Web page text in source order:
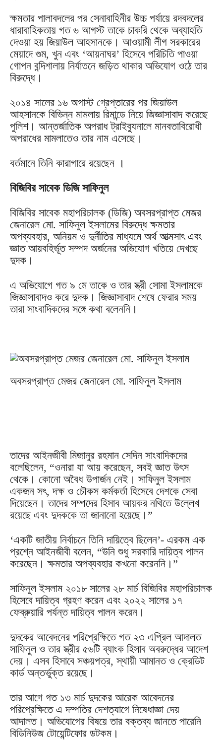
ক্ষমতার পালাবদলের পর সেনাবাহিনীর উচ্চ পর্যায়ে রদবদলের
ধারাবাহিকতায় গত ৬ আগস্ট তাকে চাকরি থেকে অব্যাহতি
দেওয়া হয় জিয়াউল আহসানকে। আওয়ামী লীগ সরকারের
মেয়াদে গুম, খুন এবং ‘আয়নাঘর’ হিসেবে পরিচিতি পাওয়া
গোপন বন্দিশালায় নির্যাতনে জড়িত থাকার অভিযোগ ওঠে তার
বিরুদ্ধে।
২০১৪ সালের ১৬ অগাস্ট গ্রেপ্তারের পর জিয়াউল
আহসানকে বিভিন্ন মামলায় রিমান্ডে নিয়ে জিজ্ঞাসাবাদ করেছে
পুলিশ। আন্তর্জাতিক অপরাধ ট্রাইব্যুনালে মানবতাবিরোধী
অপরাধের মামলাতেও তার নাম এসেছে।
বর্তমানে তিনি কারাগারে রয়েছেন ।
বিজিবির সাবেক ডিজি সাফিনুল
বিজিবির সাবেক মহাপরিচালক (ডিজি) অবসরপ্রাপ্ত মেজর
জেনারেল মো. সাফিনুল ইসলামের বিরুদ্ধে ক্ষমতার
অপব্যবহার, অনিয়ম ও দুর্নীতির মাধ্যমে অর্থ আত্মসাৎ এবং
জ্ঞাত আয়বহির্ভূত সম্পদ অর্জনের অভিযোগ খতিয়ে দেখছে
দুদক।
এ অভিযোগে গত ৯ মে তাকে ও তার স্ত্রী সোমা ইসলামকে
জিজ্ঞাসাবাদও করে দুদক। জিজ্ঞাসাবাদ শেষে ফেরার সময়
তারা সাংবাদিকদের সঙ্গে কথা বলেননি।
অবসরপ্রাপ্ত মেজর জেনারেল মো. সাফিনুল ইসলাম
তাদের আইনজীবী মিজানুর রহমান সেদিন সাংবাদিকদের
বলেছিলেন, “ওনারা যা আয় করেছেন, সবই জ্ঞাত উৎস
থেকে। কোনো অবৈধ উপার্জন নেই। সাফিনুল ইসলাম
একজন সৎ, দক্ষ ও চৌকস কর্মকর্তা হিসেবে দেশকে সেবা
দিয়েছেন। তাদের সম্পদের হিসাব আয়কর নথিতে উল্লেখ
রয়েছে এবং দুদককে তা জানানো হয়েছে।”
‘একটি জাতীয় নির্বাচনে তিনি দায়িত্বে ছিলেন’- এরকম এক
প্রশ্নে আইনজীবী বলেন, “উনি শুধু সরকারি দায়িত্ব পালন
করেছেন। ক্ষমতার অপব্যবহার কখনো করেননি।”
সাফিনুল ইসলাম ২০১৮ সালের ২৮ মার্চ বিজিবির মহাপরিচালক
হিসেবে দায়িত্ব গ্রহণ করেন এবং ২০২২ সালের ১৭
ফেব্রুয়ারি পর্যন্ত দায়িত্ব পালন করেন।
দুদকের আবেদনের পরিপ্রেক্ষিতে গত ২৩ এপ্রিল আদালত
সাফিনুল ও তার স্ত্রীর ৫৬টি ব্যাংক হিসাব অবরুদ্ধের আদেশ
দেয়। এসব হিসাবে সঞ্চয়পত্র, স্থায়ী আমানত ও ক্রেডিট
কার্ড অন্তর্ভুক্ত রয়েছে।
তার আগে গত ১৩ মার্চ দুদকের আরেক আবেদনের
পরিপ্রেক্ষিতে এ দম্পতির দেশত্যাগে নিষেধাজ্ঞা দেয়
আদালত। অভিযোগের বিষয়ে তার বক্তব্য জানতে পারেনি
বিডিনিউজ টোয়েন্টিফোর ডটকম।